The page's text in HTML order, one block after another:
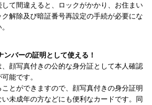
て間違えると、ロックがかかり、お住まい
解除及び暗証番号再設定の手続が必要にな
バーの証明として使える！
顔写真付きの公的な身分証として本人確認
能です。
とができますので、顔写真付きの身分証明
未成年の方などにも便利なカードです。同